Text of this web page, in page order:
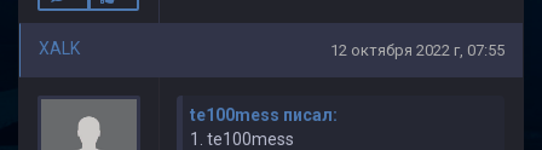
XALK 12 октября 2022 г, 07:55
te100mess писал:
1. te100mess